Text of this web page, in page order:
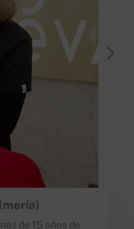
de 15 años de